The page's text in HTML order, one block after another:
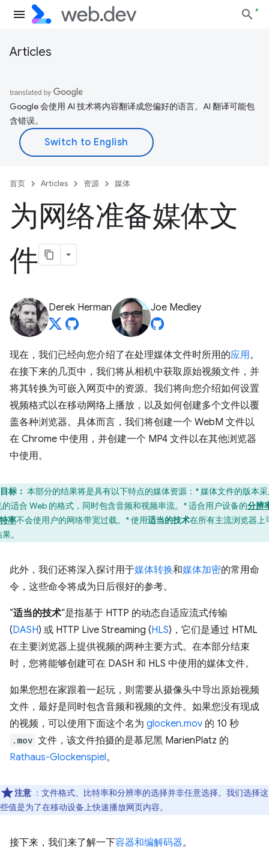
Articles
Google 会使用 AI 技术将内容翻译成您偏好的语言。AI 翻译可能包
含错误。
首页 Articles 资源 媒体
为网络准备媒体文
件
Derek Herman Joe Medley
现在，我们已经向您介绍了在处理媒体文件时所用的应用。
在接下来的几页中，我们将从相机中获取原始视频文件，并
将其转换为可嵌入网页中的资源。我们将向您介绍如何设置
视频格式以在移动网络上播放，以及如何创建多个文件以覆
盖各种浏览器。具体而言，我们将创建一个 WebM 文件以
在 Chrome 中使用，并创建一个 MP4 文件以在其他浏览器
中使用。
目标： 本部分的结果将是具有以下特点的媒体资源：* 媒体文件的版本
的适合 Web 的格式，同时包含音频和视频串流。* 适合用户设备的分辨
率不会使用户的网络带宽过载。* 使用适当的技术在所有主流浏览器上
。
此外，我们还将深入探讨用于媒体转换和媒体加密的常用命
令，这些命令将成为日后很好的参考。
“适当的技术”是指基于 HTTP 的动态自适应流式传输
(DASH) 或 HTTP Live Streaming (HLS)，它们是通过 HTML
在主要浏览器上提供视频的两种主要方式。在本部分结束
时，您将能够创建可在 DASH 和 HLS 中使用的媒体文件。
如果您想在家跟着一起玩，则需要从摄像头中导出原始视频
文件，最好是同时包含音频和视频的文件。如果您没有现成
的视频，可以使用下面这个名为 glocken.mov 的 10 秒
.mov 文件，该文件拍摄的是慕尼黑 MarienPlatz 的
Rathaus-Glockenspiel。
注意 ：文件格式、比特率和分辨率的选择并非任意选择。我们选择这
些值是为了在移动设备上快速播放网页内容。
接下来，我们来了解一下容器和编解码器。